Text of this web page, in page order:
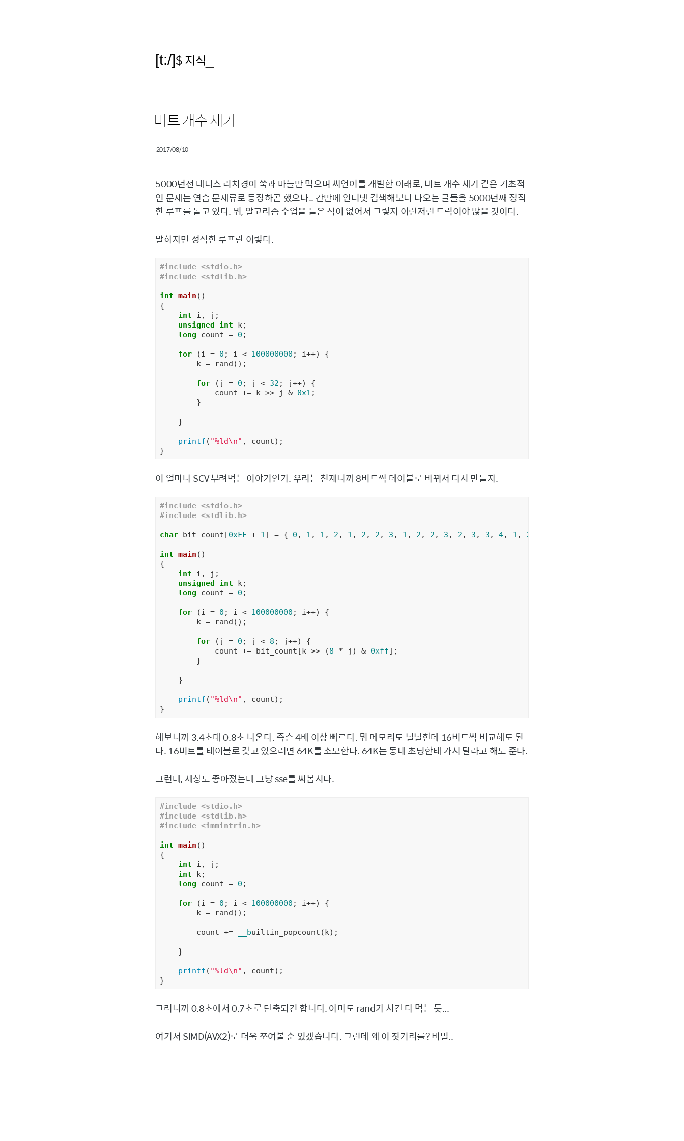
[t:/]$ 지식
비트 개수 세기
2017/08/10
5000년전 데니스 리치경이 쑥과 마늘만 먹으며 씨언어를 개발한 이래로, 비트 개수 세기 같은 기초적
인 문제는 연습 문제류로 등장하곤 했으나.. 간만에 인터넷 검색해보니 나오는 글들을 5000년째 정직
한 루프를 돌고 있다. 뭐, 알고리즘 수업을 들은 적이 없어서 그렇지 이런저런 트릭이야 많을 것이다.
말하자면 정직한 루프란 이렇다.
#include <stdio.h>
#include <stdlib.h>
int main ()
{
int i, j;
unsigned
int k;
long count = 0 ;
for (i = 0 ; i < 100000000 ; i++) {
        k = rand();
for (j = 0 ; j < 32 ; j++) {
            count += k >> j &
0x1 ;
        }
    }
printf ( "%ld\n" , count);
}
이 얼마나 SCV 부려먹는 이야기인가. 우리는 천재니까 8비트씩 테이블로 바꿔서 다시 만들자.
#include <stdio.h>
#include <stdlib.h>
char bit_count[0xFF + 1 ] = { 0 , 1 , 1 , 2 , 1 , 2 , 2 , 3 , 1 , 2 , 2 , 3 , 2 , 3 , 3 , 4, 1 , 2
int main ()
{
int i, j;
unsigned
int k;
long count = 0 ;
for (i = 0 ; i < 100000000 ; i++) {
        k = rand();
for (j = 0 ; j < 8 ; j++) {
            count += bit_count[k >> (
8 * j) & 0xff];
        }
    }
printf ( "%ld\n" , count);
}
해보니까 3.4초대 0.8초 나온다. 즉슨 4배 이상 빠르다. 뭐 메모리도 널널한데 16비트씩 비교해도 된
다. 16비트를 테이블로 갖고 있으려면 64K를 소모한다. 64K는 동네 초딩한테 가서 달라고 해도 준다.
그런데, 세상도 좋아졌는데 그냥 sse를 써봅시다.
#include <stdio.h>
#include <stdlib.h>
#include <immintrin.h>
int main ()
{
int i, j;
int k;
long count = 0 ;
for (i = 0 ; i < 100000000 ; i++) {
        k = rand();
        count +=
__builtin_popcount(k);
    }
printf ( "%ld\n" , count);
그러니까 0.8초에서 0.7초로 단축되긴 합니다. 아마도 rand가 시간 다 먹는 듯...
여기서 SIMD(AVX2)로 더욱 쪼여볼 순 있겠습니다. 그런데 왜 이 짓거리를? 비밀..